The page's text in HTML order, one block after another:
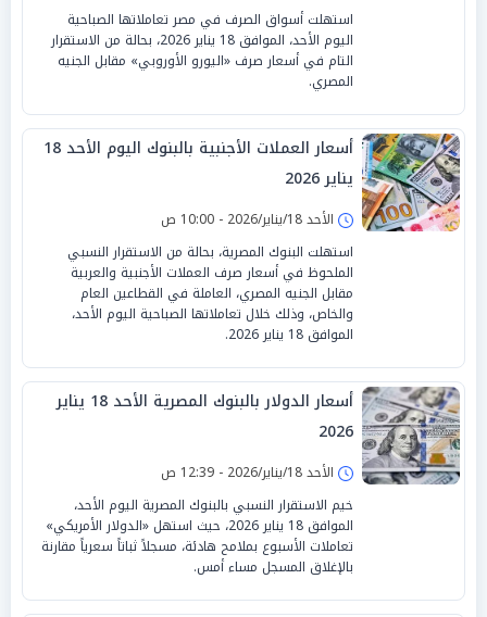
استهلت أسواق الصرف في مصر تعاملاتها الصباحية
اليوم الأحد، الموافق 18 يناير 2026، بحالة من الاستقرار
التام في أسعار صرف «اليورو الأوروبي» مقابل الجنيه
المصري.
أسعار العملات الأجنبية بالبنوك اليوم الأحد 18
يناير 2026
الأحد 18/يناير/2026 - 10:00 ص
استهلت البنوك المصرية، بحالة من الاستقرار النسبي
الملحوظ في أسعار صرف العملات الأجنبية والعربية
مقابل الجنيه المصري، العاملة في القطاعين العام
والخاص، وذلك خلال تعاملاتها الصباحية اليوم الأحد،
الموافق 18 يناير 2026.
أسعار الدولار بالبنوك المصرية الأحد 18 يناير
2026
الأحد 18/يناير/2026 - 12:39 ص
خيم الاستقرار النسبي بالبنوك المصرية اليوم الأحد،
الموافق 18 يناير 2026، حيث استهل «الدولار الأمريكي»
تعاملات الأسبوع بملامح هادئة، مسجلاً ثباتاً سعرياً مقارنة
بالإغلاق المسجل مساء أمس.